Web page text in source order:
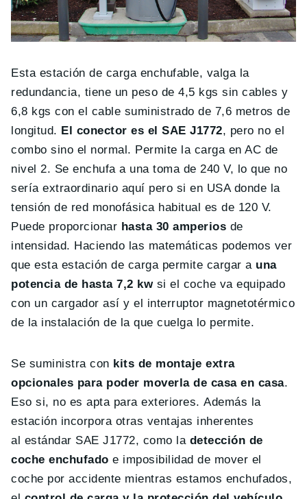
Esta estación de carga enchufable, valga la
redundancia, tiene un peso de 4,5 kgs sin cables y
6,8 kgs con el cable suministrado de 7,6 metros de
longitud. El conector es el SAE J1772, pero no el
combo sino el normal. Permite la carga en AC de
nivel 2. Se enchufa a una toma de 240 V, lo que no
sería extraordinario aquí pero si en USA donde la
tensión de red monofásica habitual es de 120 V.
Puede proporcionar hasta 30 amperios de
intensidad. Haciendo las matemáticas podemos ver
que esta estación de carga permite cargar a una
potencia de hasta 7,2 kwsi el coche va equipado
con un cargador así y el interruptor magnetotérmico
de la instalación de la que cuelga lo permite.
Se suministra con kits de montaje extra
opcionales para poder moverla de casa en casa.
Eso si, no es apta para exteriores. Además la
estación incorpora otras ventajas inherentes
al estándar SAE J1772, como la detección de
coche enchufado e imposibilidad de mover el
coche por accidente mientras estamos enchufados,